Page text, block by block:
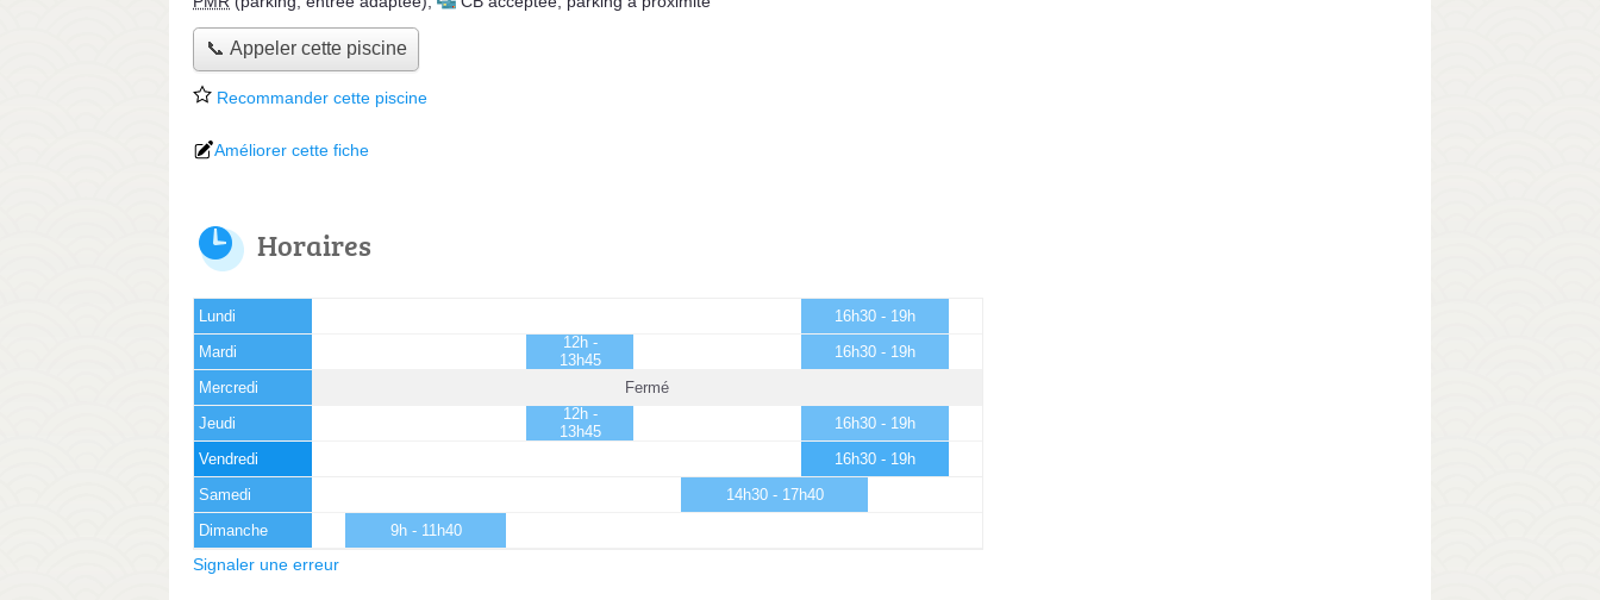
📞 Appeler cette piscine
Recommander cette piscine
Améliorer cette fiche
Horaires
Lundi 16h30 - 19h
Mardi
12h -
13h45
16h30 - 19h
Mercredi Fermé
Jeudi
12h -
13h45
16h30 - 19h
Vendredi 16h30 - 19h
Samedi 14h30 - 17h40
Dimanche 9h - 11h40
Signaler une erreur